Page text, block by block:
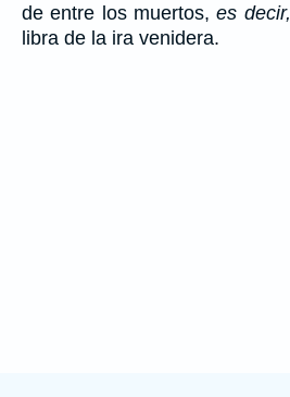
de entre los muertos,es decir,
libra de la ira venidera.